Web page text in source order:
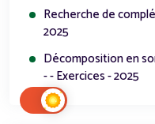
Recherche de
2025
Décomposition en
- - Exercices - 2025